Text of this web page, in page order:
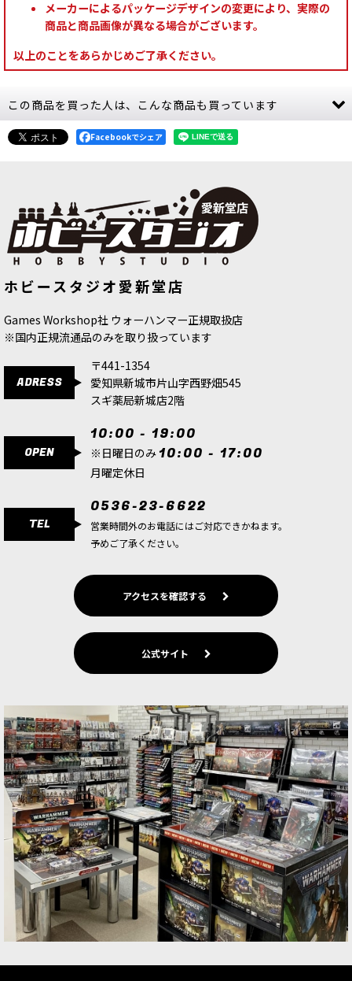
メーカーによるパッケージデザインの変更により、実際の
商品と商品画像が異なる場合がございます。
以上のことをあらかじめご了承ください。
この商品を買った人は、こんな商品も買っています
グオブボーンズ[72450]
495円(税込)
ープパープル
Facebookでシェア
ホビースタジオ愛新堂店
Games Workshop社 ウォーハンマー正規取扱店
※国内正規流通品のみを取り扱っています
ADRESS
〒441-1354
愛知県新城市片山字西野畑545
スギ薬局新城店2階
OPEN
10:00 - 19:00
※日曜日のみ 10:00 - 17:00
月曜定休日
TEL
0536-23-6622
営業時間外のお電話にはご対応できかねます。
予めご了承ください。
アクセスを確認する
公式サイト